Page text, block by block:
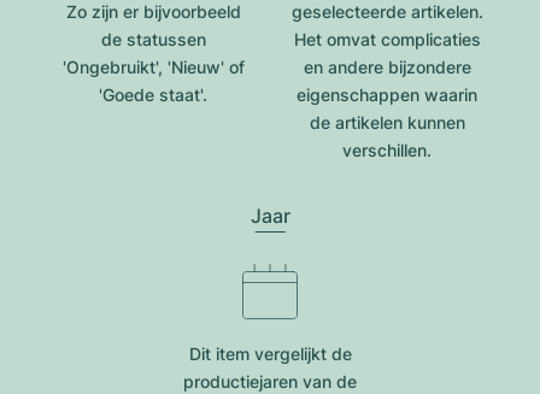
Zo zijn er bijvoorbeeld
de statussen
'Ongebruikt', 'Nieuw' of
'Goede staat'.
geselecteerde artikelen.
Het omvat complicaties
en andere bijzondere
eigenschappen waarin
de artikelen kunnen
verschillen.
Jaar
Dit item vergelijkt de
productiejar​en van de